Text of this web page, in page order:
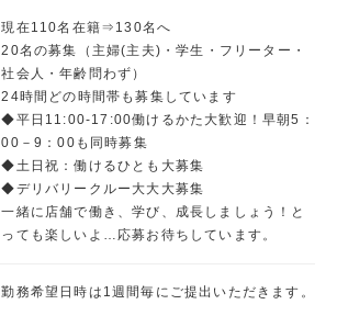
現在110名在籍⇒130名へ
20名の募集（主婦(主夫)・学生・フリーター・
社会人・年齢問わず）
24時間どの時間帯も募集しています
◆平日11:00‐17:00働けるかた大歓迎！早朝5：
00－9：00も同時募集
◆土日祝：働けるひとも大募集
◆デリバリークルー大大大募集
一緒に店舗で働き、学び、成長しましょう！と
っても楽しいよ…応募お待ちしています。
勤務希望日時は1週間毎にご提出いただきます。